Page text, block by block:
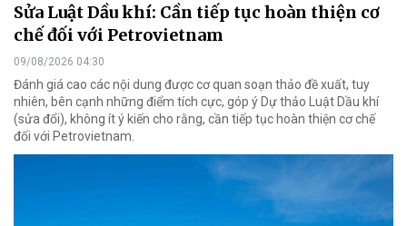
Sửa Luật Dầu khí: Cần tiếp tục hoàn thiện cơ
chế đối với Petrovietnam
09/08/2026 04:30
Đánh giá cao các nội dung được cơ quan soạn thảo đề xuất, tuy
nhiên, bên cạnh những điểm tích cực, góp ý Dự thảo Luật Dầu khí
(sửa đổi), không ít ý kiến cho rằng, cần tiếp tục hoàn thiện cơ chế
đối với Petrovietnam.